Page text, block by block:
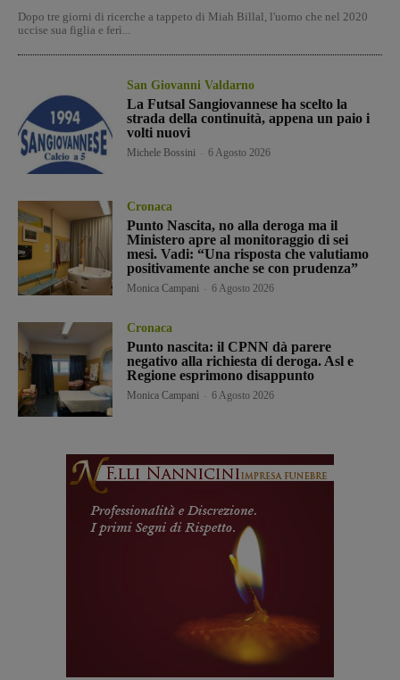
Dopo tre giorni di ricerche a tappeto di Miah Billal, l'uomo che nel 2020
uccise sua figlia e ferì...
San Giovanni Valdarno
La Futsal Sangiovannese ha scelto la
strada della continuità, appena un paio i
volti nuovi
Michele Bossini 6 Agosto 2026
Cronaca
Punto Nascita, no alla deroga ma il
Ministero apre al monitoraggio di sei
mesi. Vadi: “Una risposta che valutiamo
positivamente anche se con prudenza”
Monica Campani 6 Agosto 2026
Cronaca
Punto nascita: il CPNN dà parere
negativo alla richiesta di deroga. Asl e
Regione esprimono disappunto
Monica Campani 6 Agosto 2026